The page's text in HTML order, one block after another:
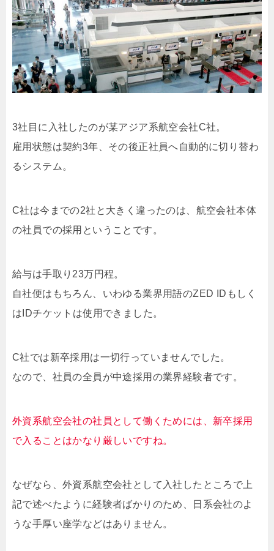
3社目に入社したのが某アジア系航空会社C社。
雇用状態は契約3年、その後正社員へ自動的に切り替わ
るシステム。
C社は今までの2社と大きく違ったのは、航空会社本体
の社員での採用ということです。
給与は手取り23万円程。
自社便はもちろん、いわゆる業界用語のZED IDもしく
はIDチケットは使用できました。
C社では新卒採用は一切行っていませんでした。
なので、社員の全員が中途採用の業界経験者です。
外資系航空会社の社員として働くためには、新卒採用
で入ることはかなり厳しいですね。
なぜなら、外資系航空会社として入社したところで上
記で述べたように経験者ばかりのため、日系会社のよ
うな手厚い座学などはありません。